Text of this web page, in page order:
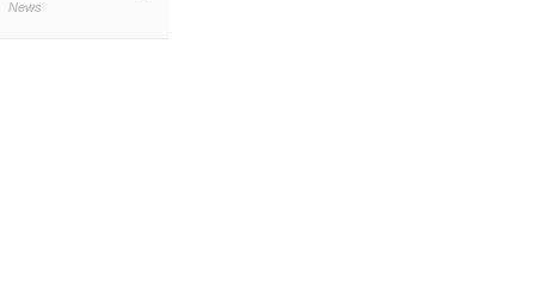
News